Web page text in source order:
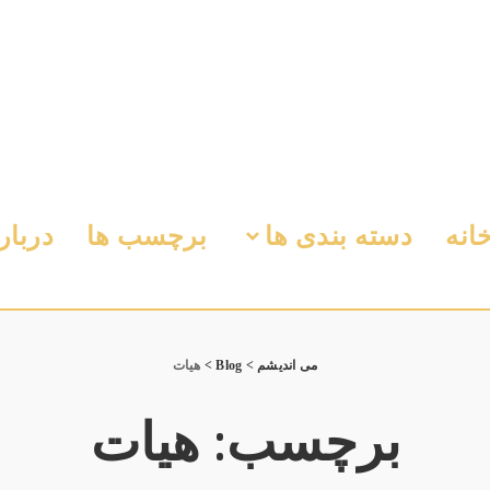
دسته بندی ها برچسب ها
می اندیشم >
Blog
> هیات
برچسب:هیات